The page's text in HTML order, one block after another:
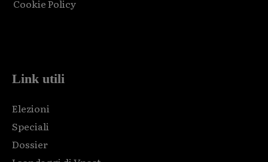
Cookie Policy
Link utili
Elezioni
Speciali
Dossier